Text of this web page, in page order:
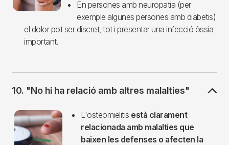
En persones amb neuropatia (per
exemple algunes persones amb diabetis)
el dolor pot ser discret, tot i presentar una infecció òssia
important.
10. "No hi ha relació amb altres malalties"
Imagen L'osteomielitis està clarament
relacionada amb malalties que
baixen les defenses o afecten la